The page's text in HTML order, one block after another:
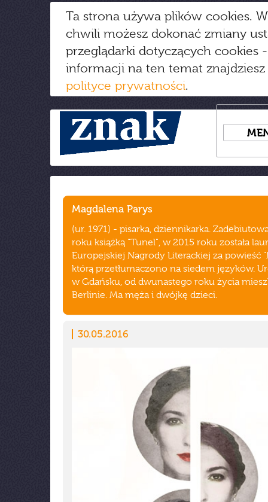
Ta strona używa plików cookies.
chwili możesz dokonać zmiany
przeglądarki dotyczących cookies
informacji na ten temat
polityce prywatności.
Magdalena Parys
(ur. 1971) - pisarka, dziennikarka.
roku książką "Tunel", w 2015 roku została
Europejskiej Nagrody Literackiej za powieść
którą przetłumaczono na siedem języków.
w Gdańsku, od dwunastego roku życia
Berlinie. Ma męża i dwójkę dzieci.
30.05.2016